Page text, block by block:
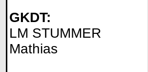
GKDT:
LM STUMMER
Mathias